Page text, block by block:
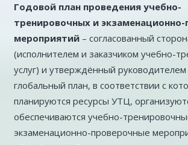
Годовой план проведения учебно-
тренировочных и
мероприятий – согласованный
(исполнителем и заказчиком учебно-
услуг) и утверждённый
глобальный план, в соответствии с
планируются ресурсы УТЦ,
обеспечиваются учебно-
экзаменационно-проверочные